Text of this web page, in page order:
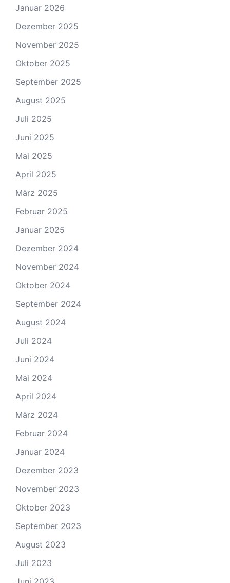
Januar 2026
Dezember 2025
November 2025
Oktober 2025
September 2025
August 2025
Juli 2025
Juni 2025
Mai 2025
April 2025
März 2025
Februar 2025
Januar 2025
Dezember 2024
November 2024
Oktober 2024
September 2024
August 2024
Juli 2024
Juni 2024
Mai 2024
April 2024
März 2024
Februar 2024
Januar 2024
Dezember 2023
November 2023
Oktober 2023
September 2023
August 2023
Juli 2023